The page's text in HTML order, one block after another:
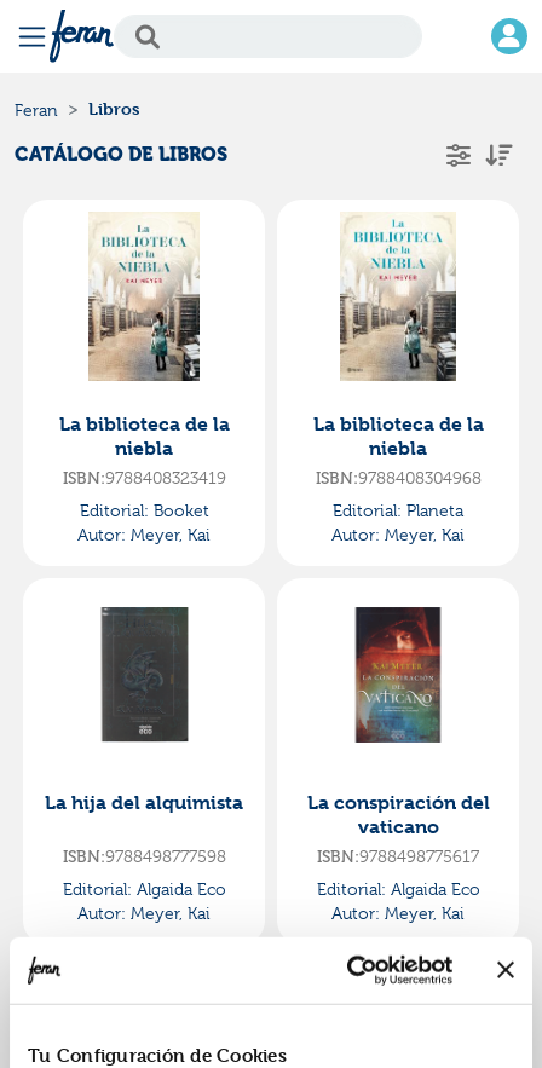
Tu Configuración de Cookies
Feran Libros
CATÁLOGO DE LIBROS
La biblioteca de la
niebla
ISBN:9788408323419
Editorial: Booket
Autor: Meyer, Kai
La biblioteca de la
niebla
ISBN:9788408304968
Editorial: Planeta
Autor: Meyer, Kai
La hija del alquimista
ISBN:9788498777598
Editorial: Algaida Eco
Autor: Meyer, Kai
La conspiración del
vaticano
ISBN:9788498775617
Editorial: Algaida Eco
Autor: Meyer, Kai